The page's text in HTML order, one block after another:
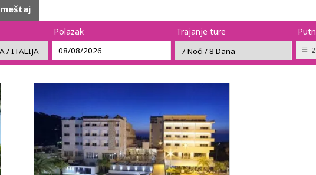
muzike i arhitekture.
prelepe plaže poput Mondello, gde kristalno čisto more i beli pesak
ili jednostavno želite da uživate u šarmu mediteranskog
srca miliona posetilaca svake godine. Vaša sicilijanska avantura
Polazak Trajanje ture